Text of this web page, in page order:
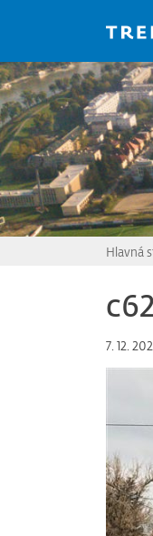
Hlavná
7. 12.